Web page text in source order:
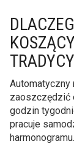
zaoszczędzić
godzin
pracuje